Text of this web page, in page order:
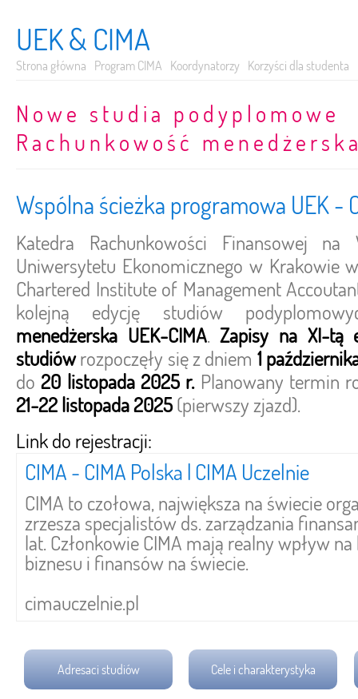
UEK & CIMA
Strona główna Program CIMA Koordynatorzy Korzyści dla studenta
Nowe studia podyplomowe
Rachunkowość
Wspólna ścieżka programowa UEK -
Katedra Rachunkowości Finansowej na
Uniwersytetu Ekonomicznego w Krakowie
Chartered Institute of Management
kolejną edycję studiów
menedżerska UEK-CIMA.Zapisy na XI-tą
studiówrozpoczęły się z dniem 1
do20 listopada 2025 r.Planowany termin
21-22 listopada 2025(pierwszy zjazd).
Link do rejestracji:
CIMA - CIMA Polska | CIMA Uczelnie
CIMA to czołowa, największa na świecie
zrzesza specjalistów ds. zarządzania
lat. Członkowie CIMA mają realny wpływ
biznesu i finansów na świecie.
cimauczelnie.pl
Adresaci studiów Cele i charakterystyka